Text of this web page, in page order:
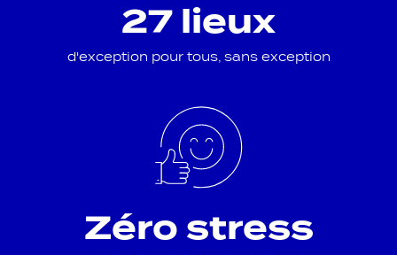
27 lieux
d'exception pour tous, sans exception
Zéro stress